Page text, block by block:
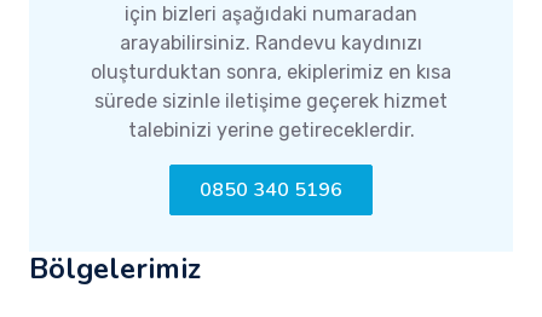
için bizleri aşağıdaki numaradan
arayabilirsiniz. Randevu kaydınızı
oluşturduktan sonra, ekiplerimiz en kısa
sürede sizinle iletişime geçerek hizmet
talebinizi yerine getireceklerdir.
0850 340 5196
Bölgelerimiz